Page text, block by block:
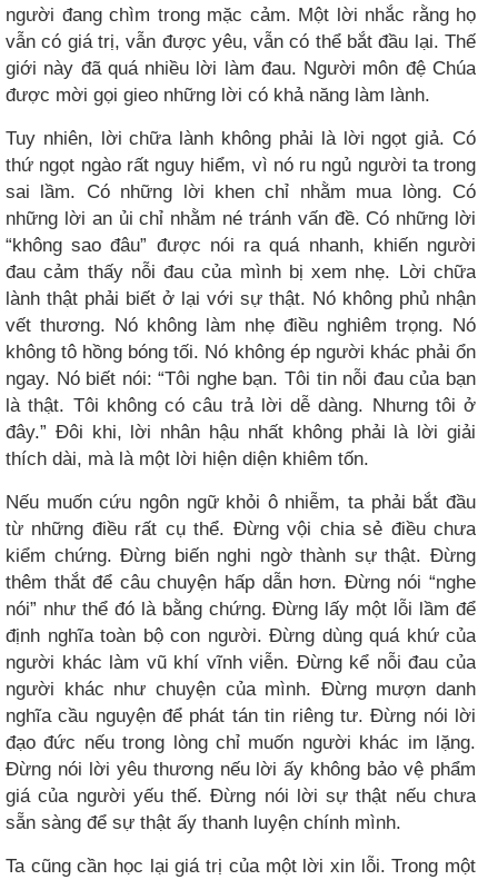
người đang chìm trong mặc cảm. Một lời nhắc rằng họ
vẫn có giá trị, vẫn được yêu, vẫn có thể bắt đầu lại. Thế
giới này đã quá nhiều lời làm đau. Người môn đệ Chúa
được mời gọi gieo những lời có khả năng làm lành.
Tuy nhiên, lời chữa lành không phải là lời ngọt giả. Có
thứ ngọt ngào rất nguy hiểm, vì nó ru ngủ người ta trong
sai lầm. Có những lời khen chỉ nhằm mua lòng. Có
những lời an ủi chỉ nhằm né tránh vấn đề. Có những lời
“không sao đâu” được nói ra quá nhanh, khiến người
đau cảm thấy nỗi đau của mình bị xem nhẹ. Lời chữa
lành thật phải biết ở lại với sự thật. Nó không phủ nhận
vết thương. Nó không làm nhẹ điều nghiêm trọng. Nó
không tô hồng bóng tối. Nó không ép người khác phải ổn
ngay. Nó biết nói: “Tôi nghe bạn. Tôi tin nỗi đau của bạn
là thật. Tôi không có câu trả lời dễ dàng. Nhưng tôi ở
đây.” Đôi khi, lời nhân hậu nhất không phải là lời giải
thích dài, mà là một lời hiện diện khiêm tốn.
Nếu muốn cứu ngôn ngữ khỏi ô nhiễm, ta phải bắt đầu
từ những điều rất cụ thể. Đừng vội chia sẻ điều chưa
kiểm chứng. Đừng biến nghi ngờ thành sự thật. Đừng
thêm thắt để câu chuyện hấp dẫn hơn. Đừng nói “nghe
nói” như thể đó là bằng chứng. Đừng lấy một lỗi lầm để
định nghĩa toàn bộ con người. Đừng dùng quá khứ của
người khác làm vũ khí vĩnh viễn. Đừng kể nỗi đau của
người khác như chuyện của mình. Đừng mượn danh
nghĩa cầu nguyện để phát tán tin riêng tư. Đừng nói lời
đạo đức nếu trong lòng chỉ muốn người khác im lặng.
Đừng nói lời yêu thương nếu lời ấy không bảo vệ phẩm
giá của người yếu thế. Đừng nói lời sự thật nếu chưa
sẵn sàng để sự thật ấy thanh luyện chính mình.
Ta cũng cần học lại giá trị của một lời xin lỗi. Trong một